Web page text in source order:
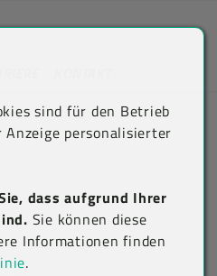
sind für den Betrieb
personalisierter
dass aufgrund Ihrer
Sie können diese
Informationen finden
.